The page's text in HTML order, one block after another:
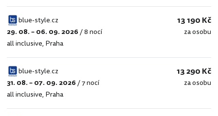
blue-
style.cz
blue-style.cz
29. 08. – 06. 09. 2026/8 nocí
all inclusive, Praha
13 190 Kč
za osobu
blue-
style.cz
blue-style.cz
31. 08. – 07. 09. 2026/7 nocí
all inclusive, Praha
13 290 Kč
za osobu